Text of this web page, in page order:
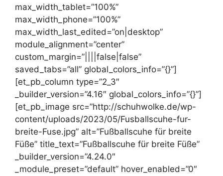
max_width_tablet=”100%”
max_width_phone=”100%”
max_width_last_edited=”on|desktop”
module_alignment=”center”
custom_margin=”||||false|false”
saved_tabs=”all” global_colors_info=”{}”]
[et_pb_column type=”2_3″
_builder_version=”4.16″ global_colors_info=”{}”]
[et_pb_image src=”http://schuhwolke.de/wp-
content/uploads/2023/05/Fusballscuhe-fur-
breite-Fuse.jpg” alt=”Fußballscuhe für breite
Füße” title_text=”Fußballscuhe für breite Füße”
_builder_version=”4.24.0″
_module_preset=”default” hover_enabled=”0″